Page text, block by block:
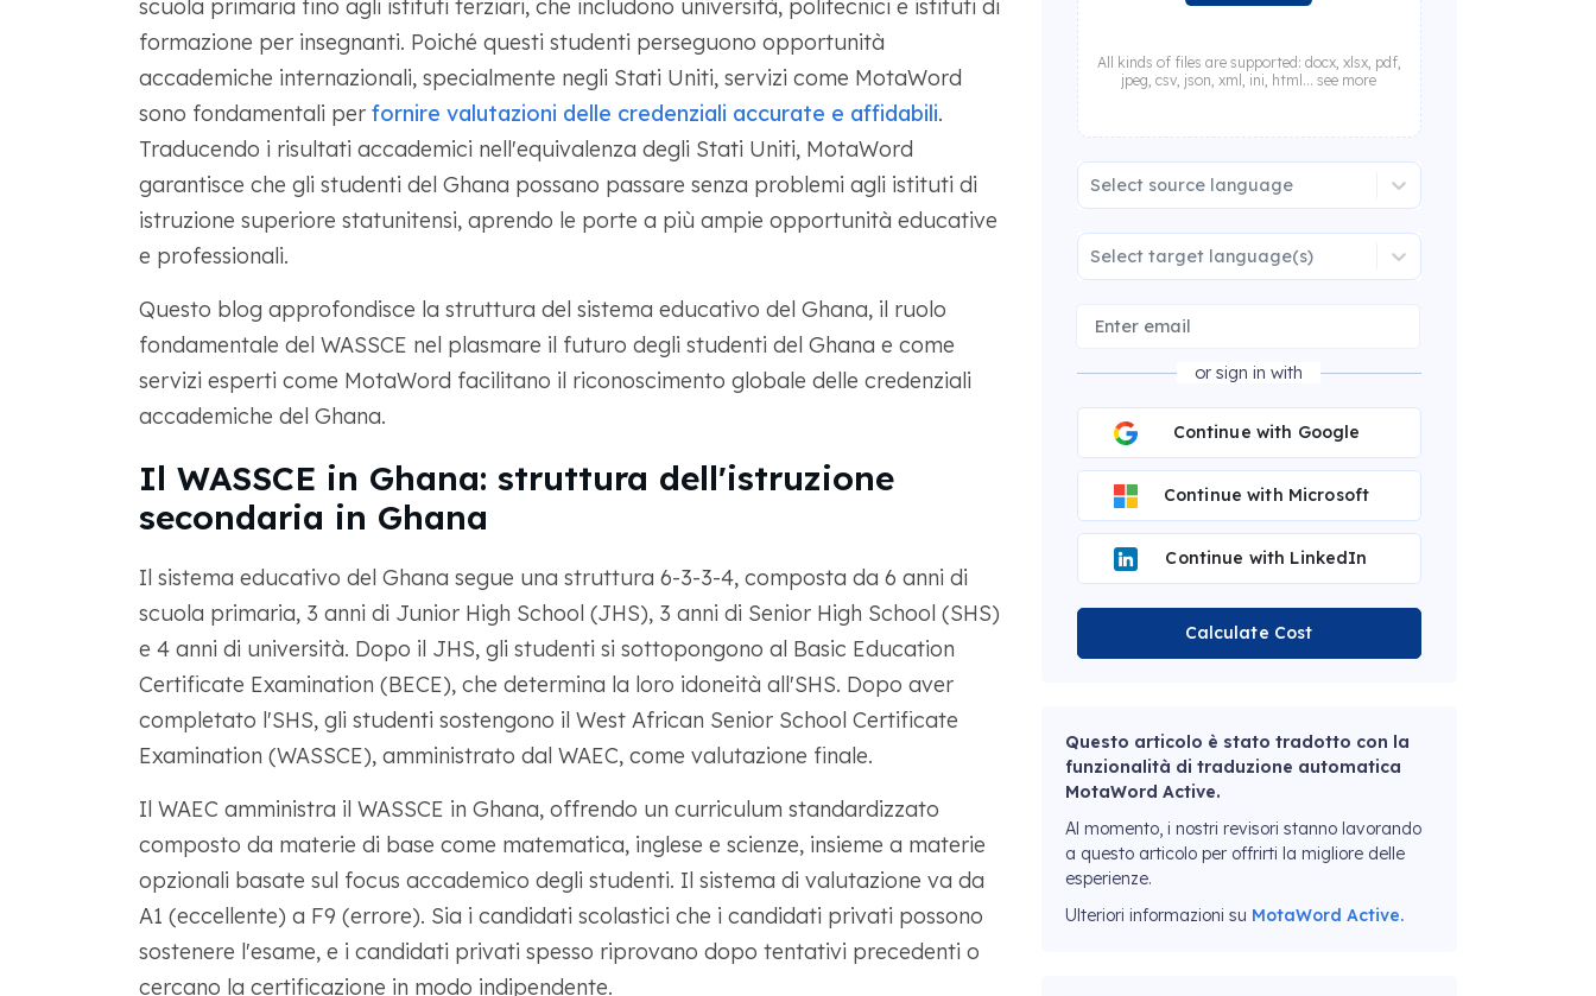
scuola primaria fino agli istituti terziari, che includono università, politecnici e istituti di
formazione per insegnanti. Poiché questi studenti perseguono opportunità
accademiche internazionali, specialmente negli Stati Uniti, servizi come MotaWord
sono fondamentali per fornire valutazioni delle credenziali accurate e affidabili.
Traducendo i risultati accademici nell'equivalenza degli Stati Uniti, MotaWord
garantisce che gli studenti del Ghana possano passare senza problemi agli istituti di
istruzione superiore statunitensi, aprendo le porte a più ampie opportunità educative
e professionali.
Questo blog approfondisce la struttura del sistema educativo del Ghana, il ruolo
fondamentale del WASSCE nel plasmare il futuro degli studenti del Ghana e come
servizi esperti come MotaWord facilitano il riconoscimento globale delle credenziali
accademiche del Ghana.
Il WASSCE in Ghana: struttura dell'istruzione
secondaria in Ghana
Il sistema educativo del Ghana segue una struttura 6-3-3-4, composta da 6 anni di
scuola primaria, 3 anni di Junior High School (JHS), 3 anni di Senior High School (SHS)
e 4 anni di università. Dopo il JHS, gli studenti si sottopongono al Basic Education
Certificate Examination (BECE), che determina la loro idoneità all'SHS. Dopo aver
completato l'SHS, gli studenti sostengono il West African Senior School Certificate
Examination (WASSCE), amministrato dal WAEC, come valutazione finale.
Il WAEC amministra il WASSCE in Ghana, offrendo un curriculum standardizzato
composto da materie di base come matematica, inglese e scienze, insieme a materie
opzionali basate sul focus accademico degli studenti. Il sistema di valutazione va da
A1 (eccellente) a F9 (errore). Sia i candidati scolastici che i candidati privati possono
sostenere l'esame, e i candidati privati spesso riprovano dopo tentativi precedenti o
cercano la certificazione in modo indipendente.
All kinds of files are supported: docx, xlsx, pdf,
jpeg, csv, json, xml, ini, html... see more
Select source language
Select target language(s)
or sign in with
Continue with Google
Continue with Microsoft
Continue with LinkedIn
Calculate Cost
Questo articolo è stato tradotto con la
funzionalità di traduzione automatica
MotaWord Active.
Al momento, i nostri revisori stanno lavorando
a questo articolo per offrirti la migliore delle
esperienze.
Ulteriori informazioni su MotaWord Active.